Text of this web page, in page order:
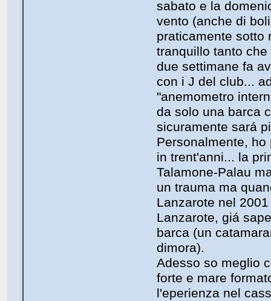
sabato e la
vento (anche di
praticamente sotto
tranquillo tanto
due settimane fa
con i J del club...
"anemometro
da solo una barca
sicuramente sará
Personalmente,
in trent'anni... la
Talamone-Palau
un trauma ma
Lanzarote nel
Lanzarote, giá
barca (un
dimora).
Adesso so meglio
forte e mare
l'eperienza nel